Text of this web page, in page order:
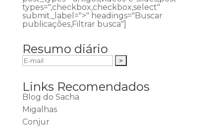
types=",checkbox,checkbox,select"
submit_label=">" headings="Buscar
publicações,Filtrar busca"]
Resumo diário
Links Recomendados
Blog do Sacha
Migalhas
Conjur